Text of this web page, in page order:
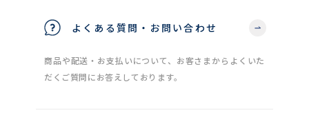
よくある質問・お問い合わせ
商品や配送・お支払いについて、お客さまからよくいた
だくご質問にお答えしております。